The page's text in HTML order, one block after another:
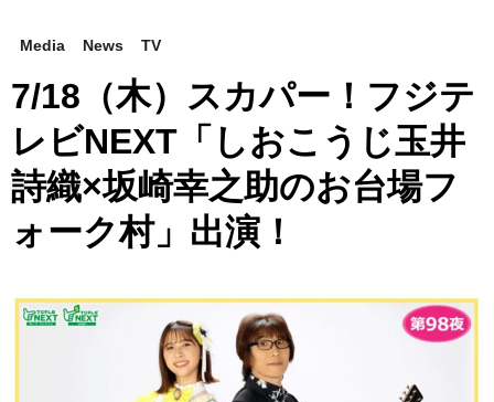
Media News TV
7/18（木）スカパー！フジテ
レビNEXT「しおこうじ玉井
詩織×坂崎幸之助のお台場フ
ォーク村」出演！